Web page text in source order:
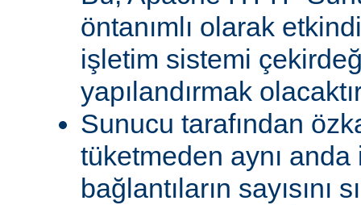
öntanımlı olarak
işletim sistemi
yapılandırmak
Sunucu tarafından
tüketmeden aynı
bağlantıların sayısını